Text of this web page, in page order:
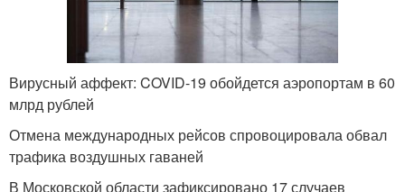
Вирусный аффект: COVID-19 обойдется аэропортам в 60
млрд рублей
Отмена международных рейсов спровоцировала обвал
трафика воздушных гаваней
В Московской области зафиксировано 17 случаев